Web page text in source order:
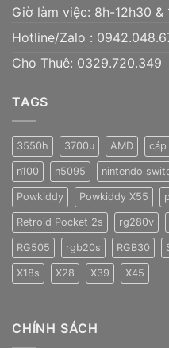
Giờ làm việc: 8h-12h30 &
Hotline/Zalo :
Cho Thuê: 0329.720.349
TAGS
3550h 3700u AMD
n100 n5095 nintendo
Powkiddy Powkiddy X55
Retroid Pocket 2s rg280v
RG505 rgb20s RGB30
X18s X28 X39 X45
CHÍNH SÁCH